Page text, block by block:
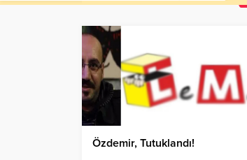
Özdemir, Tutuklandı!